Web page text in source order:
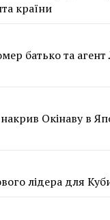
країни
батько та агент
Окінаву в
лідера для